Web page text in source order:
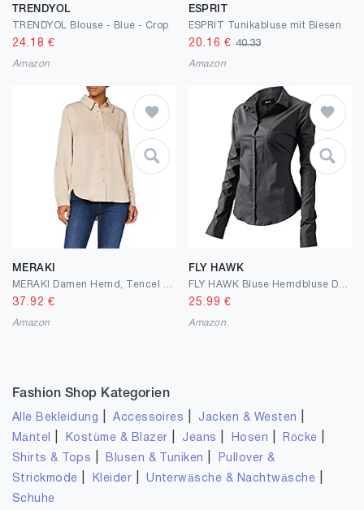
TRENDYOL
TRENDYOL Blouse - Blue - Crop
24.18 €
Amazon
ESPRIT
ESPRIT Tunikabluse mit Biesen
20.16 € 40.33
Amazon
MERAKI
37.92 €
Amazon
FLY HAWK
FLY HAWK Bluse Hemdbluse Damen Hemd Basic Kent-Kragen Elegant OL Work Slim Fit Langarm Stretch Formelle Hemden Größe 34 bis 52
25.99 €
Amazon
Fashion Shop Kategorien
Alle Bekleidung |Accessoires Jacken & Westen
Mäntel Kostüme & Blazer Jeans Hosen Röcke
Shirts & Tops Blusen & Tuniken
Pullover &
Strickmode
Kleider |Unterwäsche & Nachtwäsche
Schuhe